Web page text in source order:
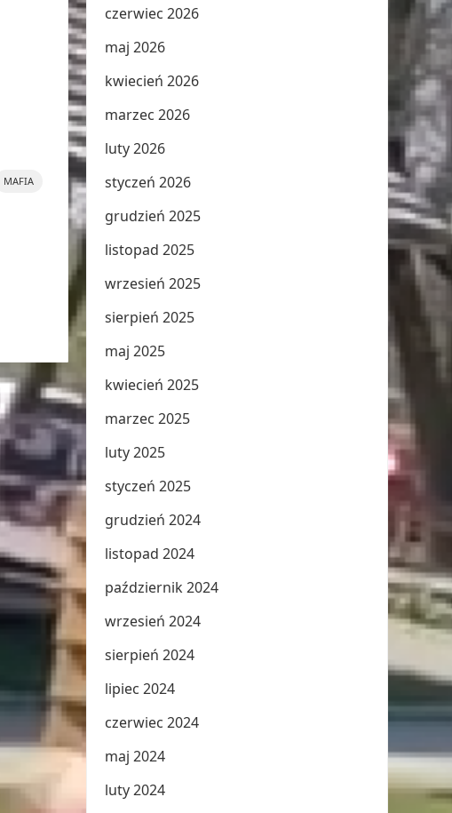
MAFIA
czerwiec 2026
maj 2026
kwiecień 2026
marzec 2026
luty 2026
styczeń 2026
grudzień 2025
listopad 2025
wrzesień 2025
sierpień 2025
maj 2025
kwiecień 2025
marzec 2025
luty 2025
styczeń 2025
grudzień 2024
listopad 2024
październik 2024
wrzesień 2024
sierpień 2024
lipiec 2024
czerwiec 2024
maj 2024
luty 2024